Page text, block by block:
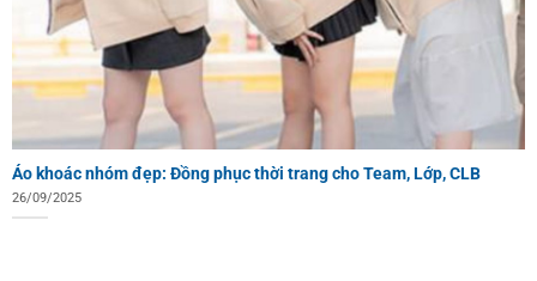
Áo khoác nhóm đẹp: Đồng phục thời trang cho Team, Lớp, CLB
26/09/2025